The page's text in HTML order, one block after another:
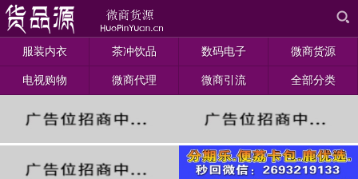
服装内衣 茶冲饮品 数码电子 微商货源
电视购物 微商代理 微商引流 全部分类